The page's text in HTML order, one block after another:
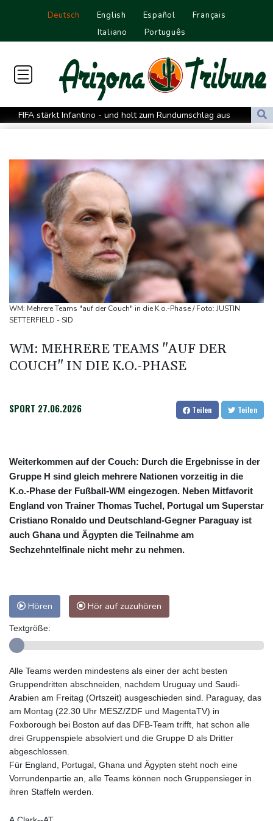
Deutsch English Español
Français
Italiano
Português
FIFA stärkt Infantino - und holt zum Rundumschlag aus
Torlos gegen Kaiserslautern: Stotterstart von Wolfsburg
zeitweise eingeschränkt
Doppelpack Freigang: Frankfurt schlägt auch Malmö
Explosion mutmaßlich ukrainischer Drohne in Bulgarien löst
diplomatische Verstimmung aus
Selenskyj warnt vor Folgen russischer Angriffe - Vucic für
Integrität der Ukraine
Sieg auf der längsten Etappe: Vollering übernimmt
Gesamtführung
Drohne explodiert an der Grenze zwischen Rumänien und
Bulgarien nahe Gaspipeline
Absturz von Ultraleichtflugzeug: 72-jähriger Pilot stirbt in Baden-
Württemberg
WM: Mehrere Teams "auf der Couch" in die K.o.-Phase / Foto: JUSTIN
SETTERFIELD - SID
WM: MEHRERE TEAMS "AUF DER
COUCH" IN DIE K.O.-PHASE
SPORT 27.06.2026 Teilen Teilen
Weiterkommen auf der Couch: Durch die Ergebnisse in der
Gruppe H sind gleich mehrere Nationen vorzeitig in die
K.o.-Phase der Fußball-WM eingezogen. Neben Mitfavorit
England von Trainer Thomas Tuchel, Portugal um Superstar
Cristiano Ronaldo und Deutschland-Gegner Paraguay ist
auch Ghana und Ägypten die Teilnahme am
Sechzehntelfinale nicht mehr zu nehmen.
Hören Hör auf zuzuhören
Textgröße:
Alle Teams werden mindestens als einer der acht besten
Gruppendritten abschneiden, nachdem Uruguay und Saudi-
Arabien am Freitag (Ortszeit) ausgeschieden sind. Paraguay, das
am Montag (22.30 Uhr MESZ/ZDF und MagentaTV) in
Foxborough bei Boston auf das DFB-Team trifft, hat schon alle
drei Gruppenspiele absolviert und die Gruppe D als Dritter
abgeschlossen.
Für England, Portugal, Ghana und Ägypten steht noch eine
Vorrundenpartie an, alle Teams können noch Gruppensieger in
ihren Staffeln werden.